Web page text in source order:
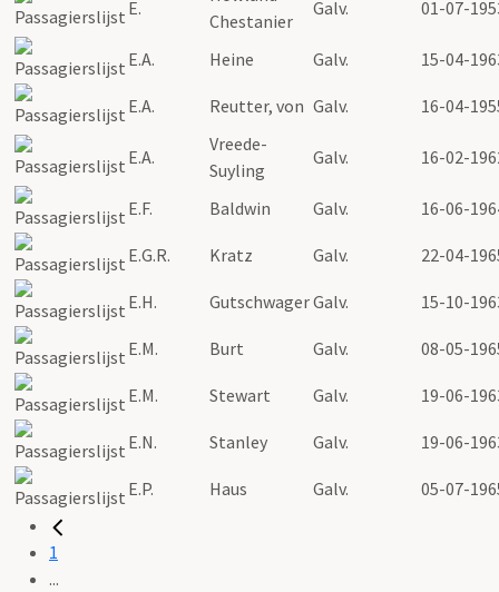
E.
Chestanier
Galv. 01-07-
E.A. Heine Galv. 15-04-
E.A. Reutter, von Galv. 16-04-
E.A.
Vreede-
Suyling
Galv. 16-02-
E.F. Baldwin Galv. 16-06-
E.G.R. Kratz Galv. 22-04-
E.H. GutschwagerGalv. 15-10-
E.M. Burt Galv. 08-05-
E.M. Stewart Galv. 19-06-
E.N. Stanley Galv. 19-06-
E.P. Haus Galv. 05-07-
1
...